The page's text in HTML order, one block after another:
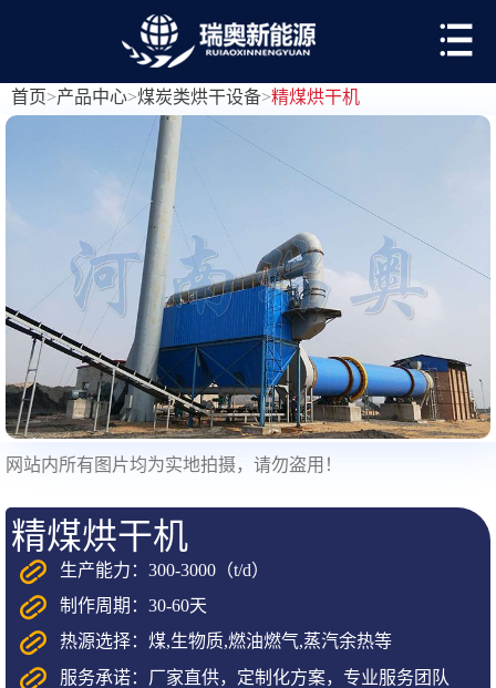
首页>产品中心>煤炭类烘干设备>精煤烘干机
网站内所有图片均为实地拍摄，请勿盗用！
精煤烘干机
生产能力：300-3000（t/d）
制作周期：30-60天
热源选择：煤,生物质,燃油燃气,蒸汽余热等
服务承诺：厂家直供，定制化方案，专业服务团队